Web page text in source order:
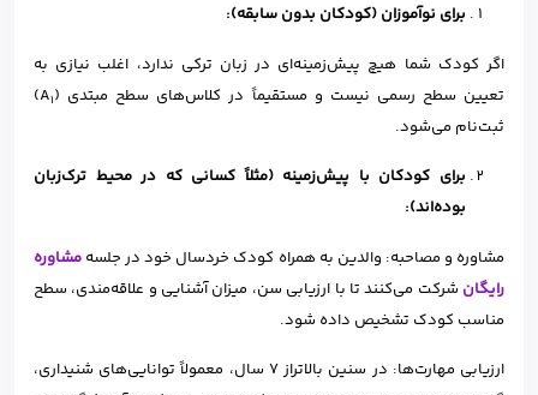
برای نوآموزان (کودکان بدون سابقه):
اگر کودک شما هیچ پیش‌زمینه‌ای در زبان ترکی ندارد، اغلب نیازی به
تعیین سطح رسمی نیست و مستقیماً در کلاس‌های سطح مبتدی (A1
)
ثبت‌نام می‌شود.
برای کودکان با پیش‌زمینه (مثلاً کسانی که در محیط ترک‌زبان
بوده‌اند):
مشاوره و مصاحبه: والدین به همراه کودک خردسال خود در جلسه مشاوره
رایگان شرکت می‌کنند تا با ارزیابی سن، میزان آشنایی و علاقه‌مندی، سطح
مناسب کودک تشخیص داده شود.
ارزیابی مهارت‌ها: در سنین بالاتراز 7 سال، معمولاً توانایی‌های شنیداری،